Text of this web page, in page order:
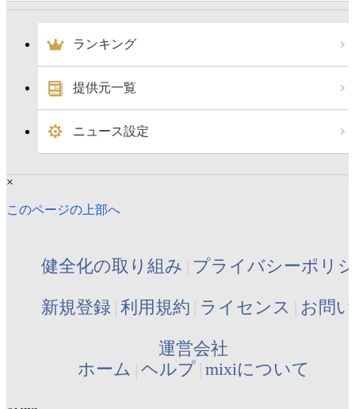
ランキング
提供元一覧
ニュース設定
×
このページの上部へ
健全化の取り組み プライバシーポリ
新規登録 利用規約 ライセンス お問
運営会社
ホーム ヘルプ mixiについて